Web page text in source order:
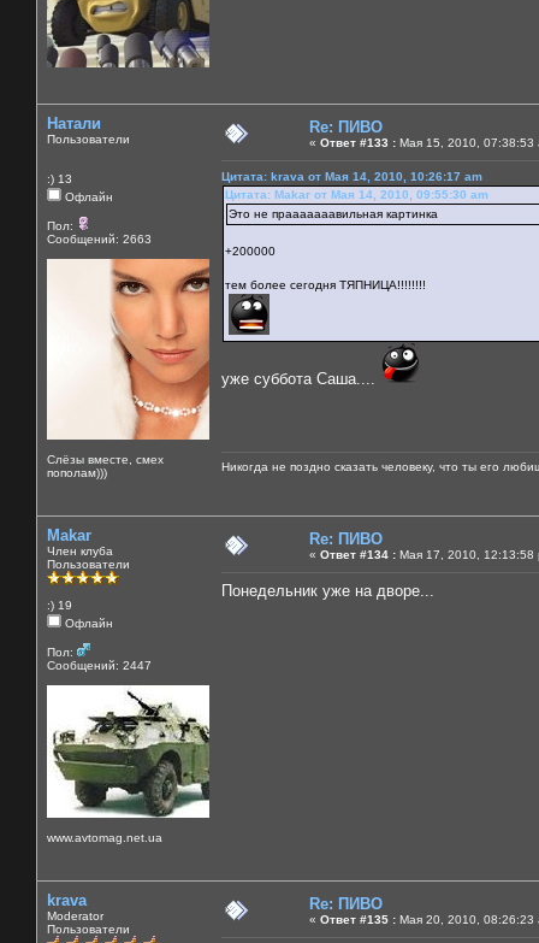
Натали
Пользователи
:) 13
Офлайн
Пол:
Сообщений: 2663
Слёзы вместе, смех
пополам)))
Re: ПИВО
« Ответ #133 : Мая 15, 2010, 07:38:53
Цитата: krava от Мая 14, 2010, 10:26:17 am
Цитата: Makar от Мая 14, 2010, 09:55:30 am
Это не прааааааавильная картинка
+200000
тем более сегодня ТЯПНИЦА!!!!!!!!
уже суббота Саша....
Никогда не поздно сказать человеку, что ты его
Makar
Член клуба
Пользователи
:) 19
Офлайн
Пол:
Сообщений: 2447
www.avtomag.net.ua
Re: ПИВО
« Ответ #134 : Мая 17, 2010, 12:13:58
Понедельник уже на дворе...
krava
Moderator
Пользователи
Re: ПИВО
« Ответ #135 : Мая 20, 2010, 08:26:23